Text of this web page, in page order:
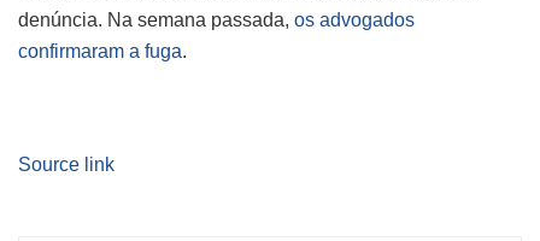
denúncia. Na semana passada, os advogados
confirmaram a fuga.
Source link